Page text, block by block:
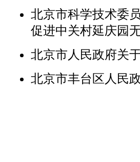
北京市科学技术委
促进中关村延庆园
北京市人民政府关
北京市丰台区人民